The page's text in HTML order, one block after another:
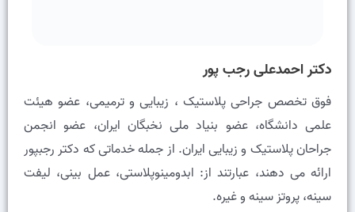
دکتر احمدعلی رجب پور
فوق تخصص جراحی پلاستیک ، زیبایی و ترمیمی، عضو هيئت
علمى دانشگاه، عضو بنیاد ملی نخبگان ایران، عضو انجمن
جراحان پلاستیک و زیبایی ایران. از جمله خدماتی که دکتر رجبپور
ارائه می دهند، عبارتند از: ابدومینوپلاستی، عمل بینی، لیفت
سینه، پروتز سینه و غیره.